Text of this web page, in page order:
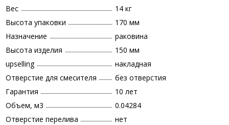
Вес
14 кг
Высота упаковки
170 мм
Назначение
раковина
Высота изделия
150 мм
upselling
накладная
Отверстие для смесителя
без отверстия
Гарантия
10 лет
Объем, м3
0.04284
Отверстие перелива
нет